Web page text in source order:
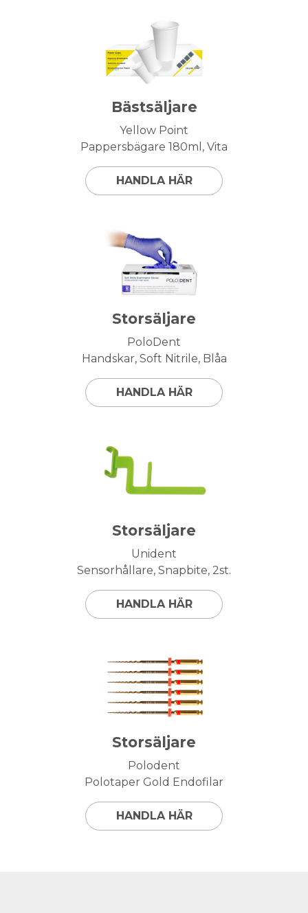
Bästsäljare
Yellow Point
Pappersbägare 180ml, Vita
HANDLA HÄR
Storsäljare
PoloDent
Handskar, Soft Nitrile, Blåa
HANDLA HÄR
Storsäljare
Unident
Sensorhållare, Snapbite, 2st.
HANDLA HÄR
Storsäljare
Polodent
Polotaper Gold Endofilar
HANDLA HÄR